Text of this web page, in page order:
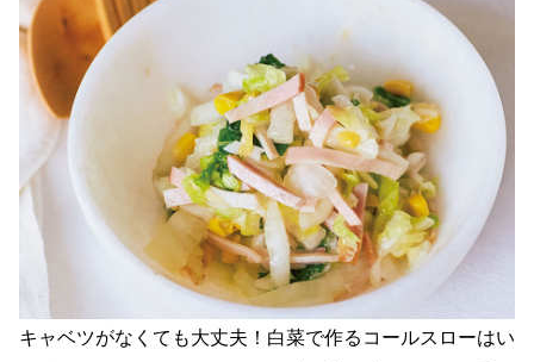
キャベツがなくても大丈夫！白菜で作るコールスローはい